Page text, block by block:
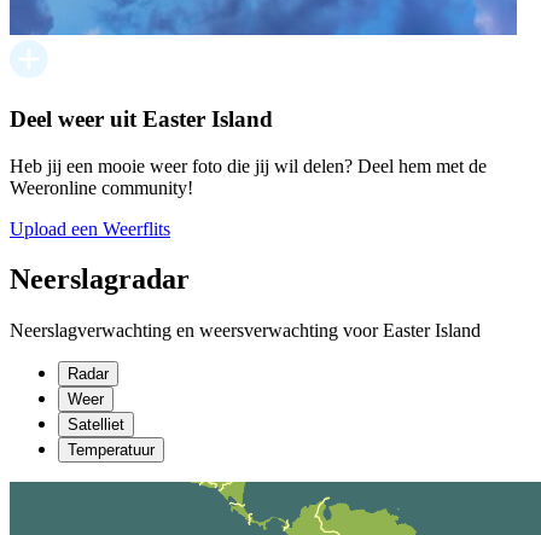
Deel weer uit Easter Island
Heb jij een mooie weer foto die jij wil delen? Deel hem met de
Weeronline community!
Upload een Weerflits
Neerslagradar
Neerslagverwachting en weersverwachting voor Easter Island
Radar
Weer
Satelliet
Temperatuur